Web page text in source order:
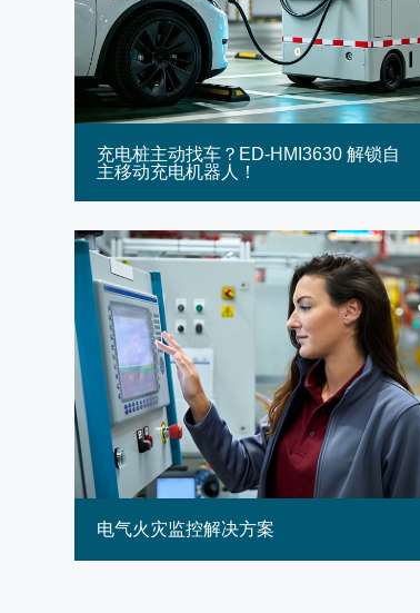
间从 2 小时缩短至 10 分钟以内。
可靠性：在高粉尘车间稳定运行 12
.NET开发者友好：原生支持.NET
显著降低TCO：硬件成本降低30%-
省电。
工业级可靠：Linux系统避免
计更适合多尘车间。
供应链安全：工业级树莓派核心（
供应承诺。
软件长期支持：Raspberry Pi OS提
操作系统“断供”的后顾之忧，是真正的
从软件逻辑到现场交付：填补最后
充电桩主动找车？ED-HMI3630 解锁自
主移动充电机器人！
电气火灾监控解决方案